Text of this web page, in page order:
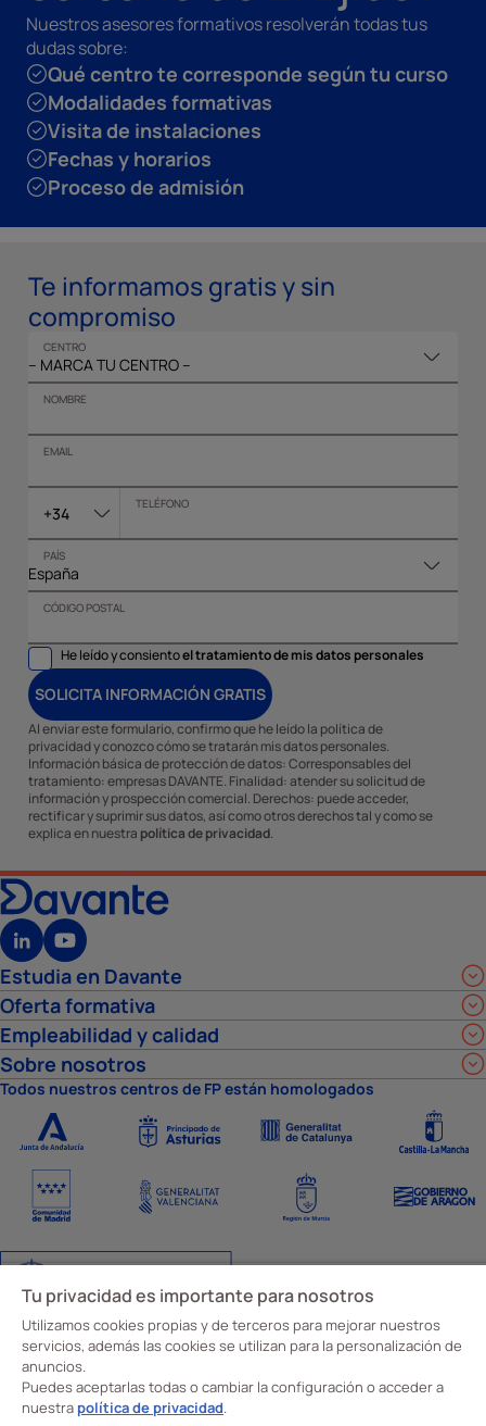
Nuestros asesores formativos resolverán todas tus
dudas sobre:
Qué centro te corresponde según tu curso
Modalidades formativas
Visita de instalaciones
Fechas y horarios
Proceso de admisión
Te informamos gratis y sin
compromiso
CENTRO
NOMBRE
EMAIL
+34 TELÉFONO
PAÍS
CÓDIGO POSTAL
He leído y consientoel tratamiento de mis datos personales
SOLICITA INFORMACIÓN GRATIS
Al enviar este formulario, confirmo que he leído la política de
privacidad y conozco cómo se tratarán mis datos personales.
Información básica de protección de datos: Corresponsables del
tratamiento: empresas DAVANTE. Finalidad: atender su solicitud de
información y prospección comercial. Derechos: puede acceder,
rectificar y suprimir sus datos, así como otros derechos tal y como se
explica en nuestra política de privacidad.
Estudia en Davante
Oferta formativa
Empleabilidad y calidad
Sobre nosotros
Todos nuestros centros de FP están homologados
Aviso LegalPolítica de privacidadPolítica de cookiesAjustes de cookies
Código y canal ético
© Davante 2026
Tu privacidad es importante para nosotros
Utilizamos cookies propias y de terceros para mejorar nuestros
servicios, además las cookies se utilizan para la personalización de
anuncios.
Puedes aceptarlas todas o cambiar la configuración o acceder a
nuestra política de privacidad.